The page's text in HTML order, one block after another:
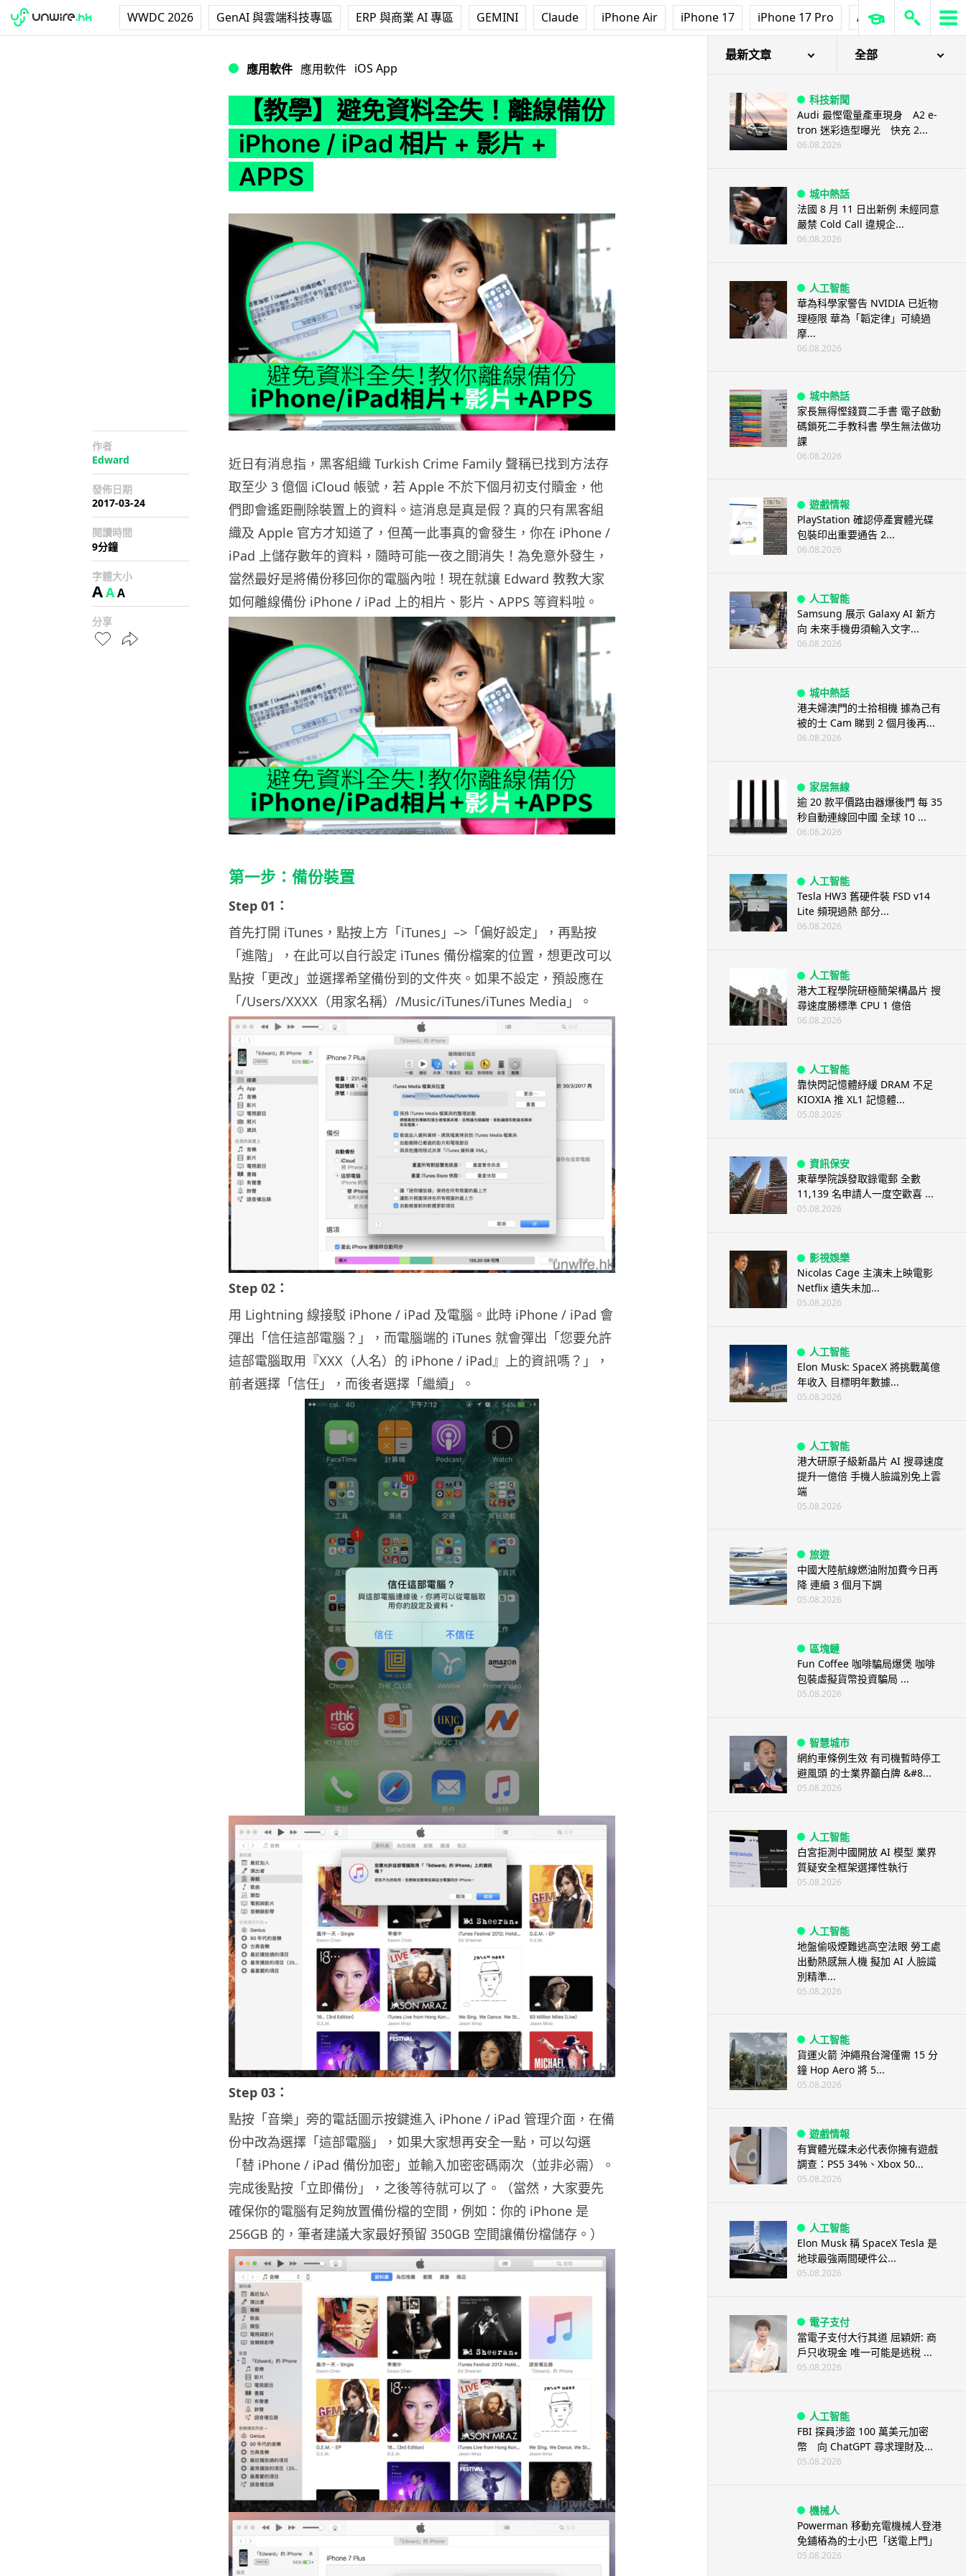
WWDC 2026 GenAI 與雲端科技專區 ERP 與商業 AI 專區 GEMINI Claude iPhone Air iPhone 17 iPhone 17 Pro AirPods Pro 3
應用軟件 應用軟件 iOS App
【教學】避免資料全失！離線備份
iPhone / iPad 相片 + 影片 +
APPS
作者
Edward
發佈日期
2017-03-24
閱讀時間
9分鐘
字體大小
AAA
分享
近日有消息指，黑客組織 Turkish Crime Family 聲稱已找到方法存
取至少 3 億個 iCloud 帳號，若 Apple 不於下個月初支付贖金，他
們即會遙距刪除裝置上的資料。這消息是真是假？真的只有黑客組
織及 Apple 官方才知道了，但萬一此事真的會發生，你在 iPhone /
iPad 上儲存數年的資料，隨時可能一夜之間消失！為免意外發生，
當然最好是將備份移回你的電腦內啦！現在就讓 Edward 教教大家
如何離線備份 iPhone / iPad 上的相片、影片、APPS 等資料啦。
第一步：備份裝置
Step 01：
首先打開 iTunes，點按上方「iTunes」–>「偏好設定」，再點按
「進階」，在此可以自行設定 iTunes 備份檔案的位置，想更改可以
點按「更改」並選擇希望備份到的文件夾。如果不設定，預設應在
「/Users/XXXX（用家名稱）/Music/iTunes/iTunes Media」。
Step 02：
用 Lightning 線接駁 iPhone / iPad 及電腦。此時 iPhone / iPad 會
彈出「信任這部電腦？」，而電腦端的 iTunes 就會彈出「您要允許
這部電腦取用『XXX（人名）的 iPhone / iPad』上的資訊嗎？」，
前者選擇「信任」，而後者選擇「繼續」。
Step 03：
點按「音樂」旁的電話圖示按鍵進入 iPhone / iPad 管理介面，在備
份中改為選擇「這部電腦」，如果大家想再安全一點，可以勾選
「替 iPhone / iPad 備份加密」並輸入加密密碼兩次（並非必需）。
完成後點按「立即備份」，之後等待就可以了。（當然，大家要先
確保你的電腦有足夠放置備份檔的空間，例如：你的 iPhone 是
256GB 的，筆者建議大家最好預留 350GB 空間讓備份檔儲存。）
最新文章 全部
科技新聞
Audi 最慳電量產車現身 A2 e-
tron 迷彩造型曝光 快充 2...
06.08.2026
城中熱話
法國 8 月 11 日出新例 未經同意
嚴禁 Cold Call 違規企...
06.08.2026
人工智能
華為科學家警告 NVIDIA 已近物
理極限 華為「韜定律」可繞過
摩...
06.08.2026
城中熱話
家長無得慳錢買二手書 電子啟動
碼鎖死二手教科書 學生無法做功
課
06.08.2026
遊戲情報
PlayStation 確認停產實體光碟
包裝印出重要通告 2...
06.08.2026
人工智能
Samsung 展示 Galaxy AI 新方
向 未來手機毋須輸入文字...
06.08.2026
城中熱話
港夫婦澳門的士拾相機 據為己有
被的士 Cam 睇到 2 個月後再...
06.08.2026
家居無線
逾 20 款平價路由器爆後門 每 35
秒自動連線回中國 全球 10 ...
06.08.2026
人工智能
Tesla HW3 舊硬件裝 FSD v14
Lite 頻現過熱 部分...
06.08.2026
人工智能
港大工程學院研極簡架構晶片 搜
尋速度勝標準 CPU 1 億倍
06.08.2026
人工智能
靠快閃記憶體紓緩 DRAM 不足
KIOXIA 推 XL1 記憶體...
05.08.2026
資訊保安
東華學院誤發取錄電郵 全數
11,139 名申請人一度空歡喜 ...
05.08.2026
影視娛樂
Nicolas Cage 主演未上映電影
Netflix 遺失未加...
05.08.2026
人工智能
Elon Musk: SpaceX 將挑戰萬億
年收入 目標明年數據...
05.08.2026
人工智能
港大研原子級新晶片 AI 搜尋速度
提升一億倍 手機人臉識別免上雲
端
05.08.2026
旅遊
中國大陸航線燃油附加費今日再
降 連續 3 個月下調
05.08.2026
區塊鏈
Fun Coffee 咖啡騙局爆煲 咖啡
包裝虛擬貨幣投資騙局 ...
05.08.2026
智慧城市
網約車條例生效 有司機暫時停工
避風頭 的士業界籲白牌 &#8...
05.08.2026
人工智能
白宮拒測中國開放 AI 模型 業界
質疑安全框架選擇性執行
05.08.2026
人工智能
地盤偷吸煙難逃高空法眼 勞工處
出動熱感無人機 擬加 AI 人臉識
別精準...
05.08.2026
人工智能
貨運火箭 沖繩飛台灣僅需 15 分
鐘 Hop Aero 將 5...
05.08.2026
遊戲情報
有實體光碟未必代表你擁有遊戲
調查：PS5 34%、Xbox 50...
05.08.2026
人工智能
Elon Musk 稱 SpaceX Tesla 是
地球最強兩間硬件公...
05.08.2026
電子支付
當電子支付大行其道 屈穎妍: 商
戶只收現金 唯一可能是逃稅 ...
05.08.2026
人工智能
FBI 探員涉盜 100 萬美元加密
幣 向 ChatGPT 尋求理財及...
05.08.2026
機械人
Powerman 移動充電機械人登港
免鋪樁為的士小巴「送電上門」
05.08.2026